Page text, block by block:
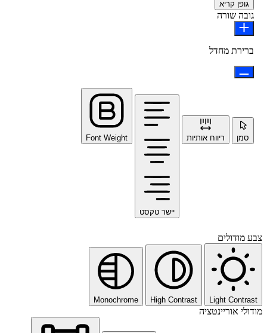
גופן קריא
גובה שורה
ברירת מחדל
סמן ריווח אותיות
יישר טקסט
Font Weight
צבע מודולים
Light Contrast
High Contrast
Monochrome
מודולי אוריינטציה